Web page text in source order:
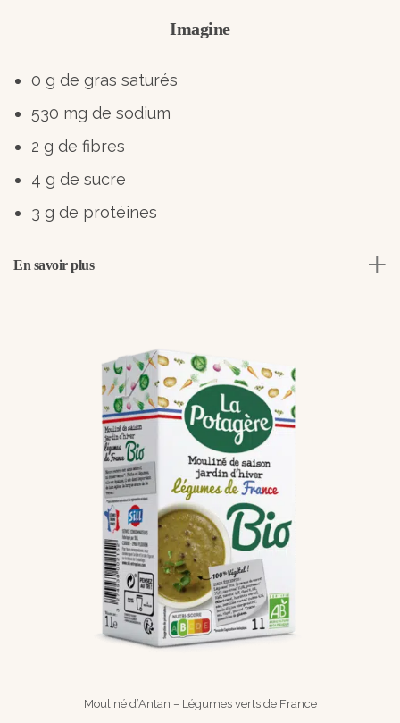
Imagine
0 g de gras saturés
530 mg de sodium
2 g de fibres
4 g de sucre
3 g de protéines
En savoir plus
Mouliné d’Antan – Légumes verts de France